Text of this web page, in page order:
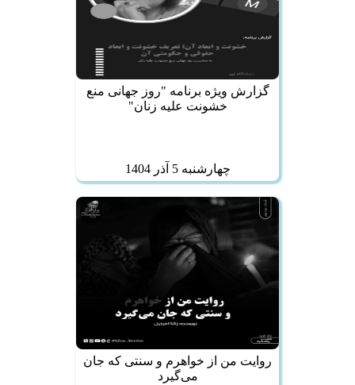
گزارش ویژه برنامه "روز جهانی منع
خشونت علیه زنان"
چهارشنبه 5 آذر 1404
روایت من از خواهرم و سنتی که جان
می‌گیرد